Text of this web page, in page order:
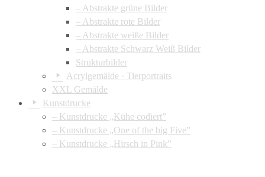
– Abstrakte grüne Bilder
– Abstrakte rote Bilder
– Abstrakte weiße Bilder
– Abstrakte Schwarz Weiß Bilder
Strukturbilder
Acrylgemälde · Tierportraits
XXL Gemälde
Kunstdrucke
– Kunstdrucke „Kühe codiert”
– Kunstdrucke „One of the big Five”
– Kunstdrucke „Hirsch in Pink”